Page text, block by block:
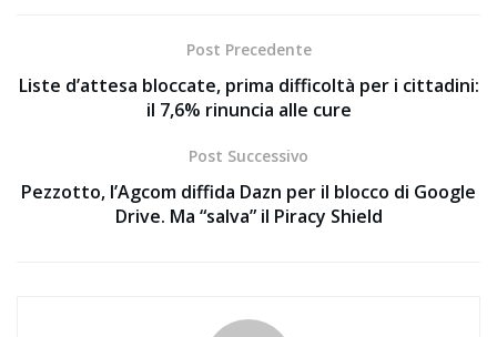
Post Precedente
Liste d’attesa bloccate, prima difficoltà per i cittadini:
il 7,6% rinuncia alle cure
Post Successivo
Pezzotto, l’Agcom diffida Dazn per il blocco di Google
Drive. Ma “salva” il Piracy Shield